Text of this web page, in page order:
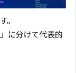
。
に分けて代表的